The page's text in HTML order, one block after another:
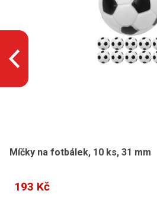
Míčky na fotbálek, 10 ks, 31 mm
193 Kč